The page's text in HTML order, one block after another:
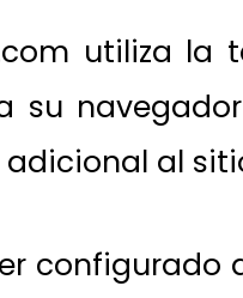
utiliza la
su
al